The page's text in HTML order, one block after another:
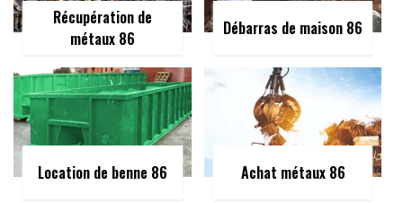
Récupération de
métaux 86
Débarras de maison 86
Location de benne 86 Achat métaux 86